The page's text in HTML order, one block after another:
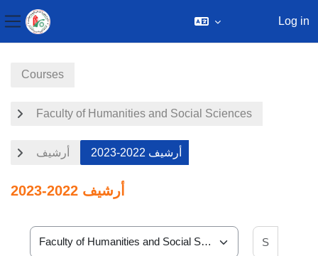
Side panel
Log in
Courses
Faculty of Humanities and Social Sciences
أرشيف أرشيف 2022-2023
أرشيف 2022-2023
Course categories